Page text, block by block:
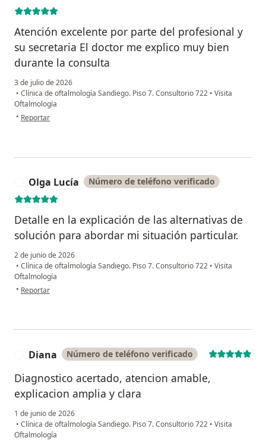
Atención excelente por parte del profesional y
su secretaria El doctor me explico muy bien
durante la consulta
3 de julio de 2026
• Clínica de oftalmología Sandiego. Piso 7. Consultorio 722 • Visita
Oftalmología
• en opinión del usuario María Eugenia Alzate
Reportar
Olga Lucía Número de teléfono verificado
Detalle en la explicación de las alternativas de
solución para abordar mi situación particular.
2 de junio de 2026
• Clínica de oftalmología Sandiego. Piso 7. Consultorio 722 • Visita
Oftalmología
• en opinión del usuario Olga Lucía
Reportar
Diana Número de teléfono verificado
Diagnostico acertado, atencion amable,
explicacion amplia y clara
1 de junio de 2026
• Clínica de oftalmología Sandiego. Piso 7. Consultorio 722 • Visita
Oftalmología